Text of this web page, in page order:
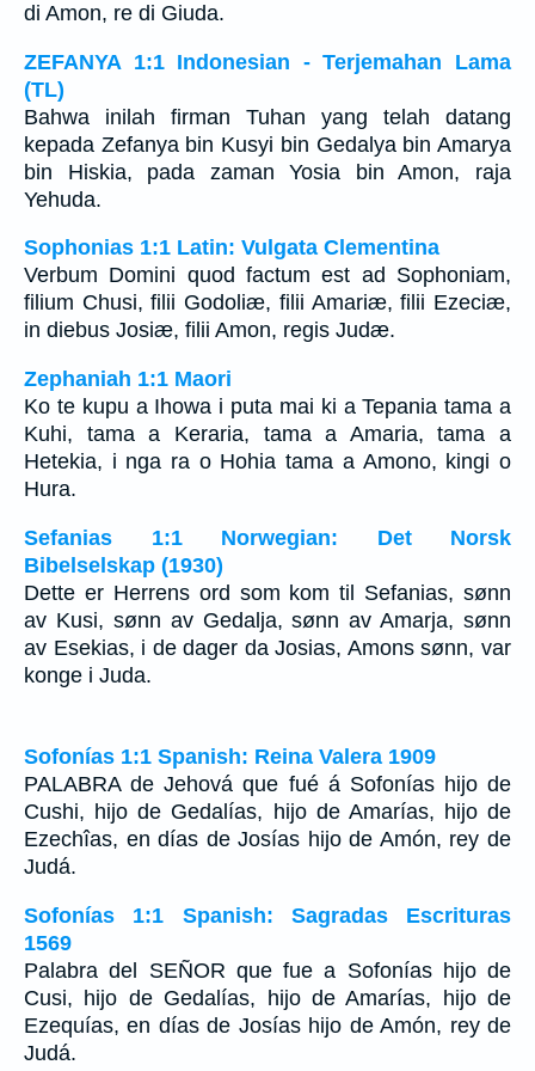
di Amon, re di Giuda.
ZEFANYA 1:1 Indonesian - Terjemahan Lama
(TL)
Bahwa inilah firman Tuhan yang telah datang
kepada Zefanya bin Kusyi bin Gedalya bin Amarya
bin Hiskia, pada zaman Yosia bin Amon, raja
Yehuda.
Sophonias 1:1 Latin: Vulgata Clementina
Verbum Domini quod factum est ad Sophoniam,
filium Chusi, filii Godoliæ, filii Amariæ, filii Ezeciæ,
in diebus Josiæ, filii Amon, regis Judæ.
Zephaniah 1:1 Maori
Ko te kupu a Ihowa i puta mai ki a Tepania tama a
Kuhi, tama a Keraria, tama a Amaria, tama a
Hetekia, i nga ra o Hohia tama a Amono, kingi o
Hura.
Sefanias 1:1 Norwegian: Det Norsk
Bibelselskap (1930)
Dette er Herrens ord som kom til Sefanias, sønn
av Kusi, sønn av Gedalja, sønn av Amarja, sønn
av Esekias, i de dager da Josias, Amons sønn, var
konge i Juda.
Sofonías 1:1 Spanish: Reina Valera 1909
PALABRA de Jehová que fué á Sofonías hijo de
Cushi, hijo de Gedalías, hijo de Amarías, hijo de
Ezechîas, en días de Josías hijo de Amón, rey de
Judá.
Sofonías 1:1 Spanish: Sagradas Escrituras
1569
Palabra del SEÑOR que fue a Sofonías hijo de
Cusi, hijo de Gedalías, hijo de Amarías, hijo de
Ezequías, en días de Josías hijo de Amón, rey de
Judá.